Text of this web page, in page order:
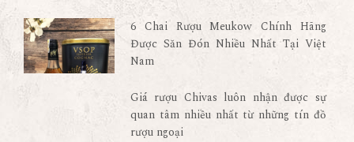
6 Chai Rượu Meukow Chính Hãng
Được Săn Đón Nhiều Nhất Tại Việt
Nam
Giá rượu Chivas luôn nhận được sự
quan tâm nhiều nhất từ những tín đồ
rượu ngoại